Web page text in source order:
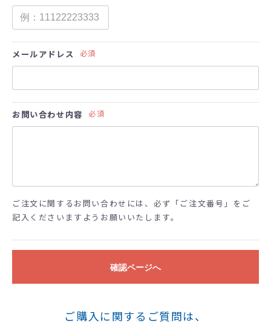
メールアドレス 必須
お問い合わせ内容 必須
ご注文に関するお問い合わせには、必ず「ご注文番号」をご
記入くださいますようお願いいたします。
確認ページへ
ご購入に関するご質問は、